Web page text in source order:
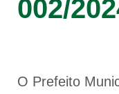
002/
O Prefeito